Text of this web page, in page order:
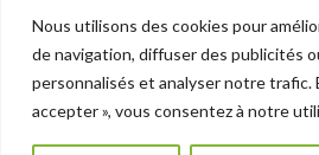
Nous utilisons des cookies pour
de navigation, diffuser des publicités
personnalisés et analyser notre trafic.
accepter », vous consentez à notre
Articles Récents
Que risquez-vous avec un
5 juin 2025
Le moteur escargot est-il